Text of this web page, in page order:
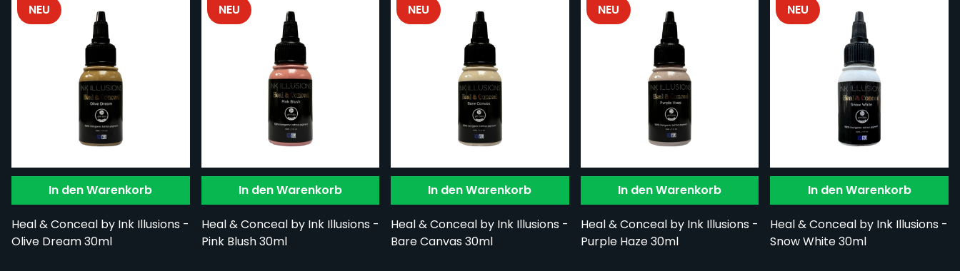
In den Warenkorb
Heal & Conceal by Ink Illusions -
Olive Dream 30ml
NEU
In den Warenkorb
Heal & Conceal by Ink Illusions -
Pink Blush 30ml
NEU
In den Warenkorb
Heal & Conceal by Ink Illusions -
Bare Canvas 30ml
NEU
In den Warenkorb
Heal & Conceal by Ink Illusions -
Purple Haze 30ml
NEU
In den Warenkorb
Heal & Conceal by Ink Illusions -
Snow White 30ml
NEU